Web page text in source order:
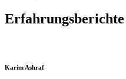
Karim Ashraf